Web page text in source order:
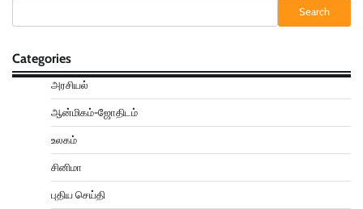
Search
Categories
அரசியல்
ஆன்மிகம்-ஜோதிடம்
உலகம்
சினிமா
புதிய செய்தி